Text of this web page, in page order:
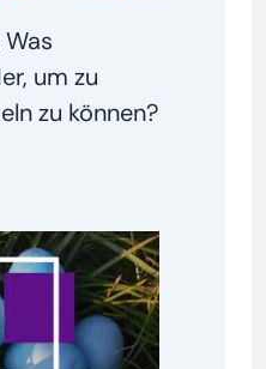
um zu
zu können?